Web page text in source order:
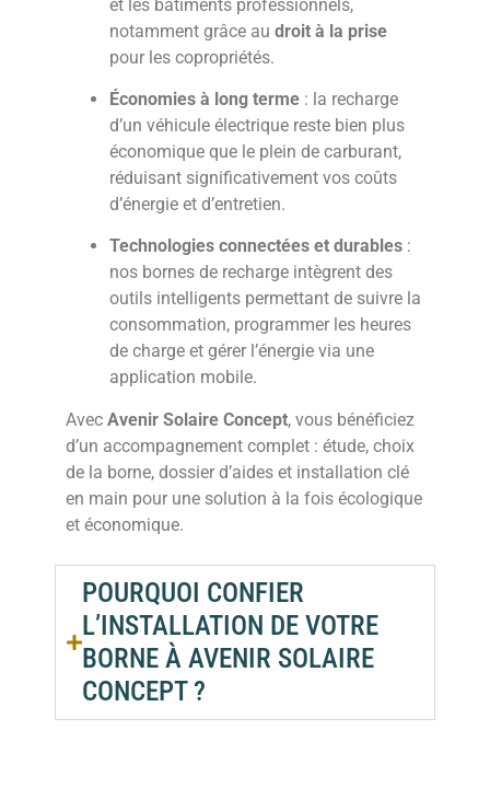
et les bâtiments professionnels,
notamment grâce au droit à la prise
pour les copropriétés.
Économies à long terme : la recharge
d’un véhicule électrique reste bien plus
économique que le plein de carburant,
réduisant significativement vos coûts
d’énergie et d’entretien.
Technologies connectées et durables :
nos bornes de recharge intègrent des
outils intelligents permettant de suivre la
consommation, programmer les heures
de charge et gérer l’énergie via une
application mobile.
Avec Avenir Solaire Concept, vous bénéficiez
d’un accompagnement complet : étude, choix
de la borne, dossier d’aides et installation clé
en main pour une solution à la fois écologique
et économique.
POURQUOI CONFIER
L’INSTALLATION DE VOTRE
BORNE À AVENIR SOLAIRE
CONCEPT ?